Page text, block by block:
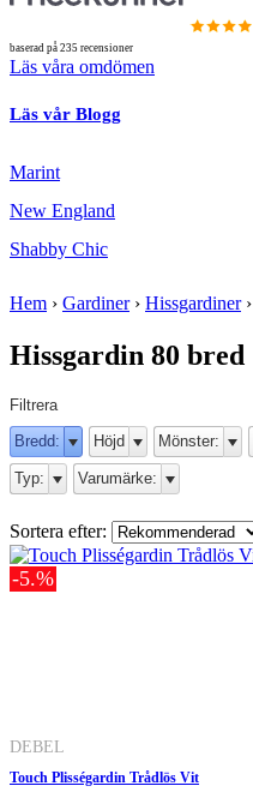
baserad på 235 recensioner
Läs våra omdömen
Läs vår Blogg
Marint
New England
Shabby Chic
Hem › Gardiner› Hissgardiner›
Hissgardin 80 bred
Filtrera
Bredd:
Höjd Mönster:
Typ: Varumärke:
Sortera efter:
-5.%
DEBEL
Touch Plisségardin Trådlös Vit